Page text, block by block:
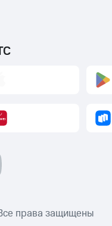
права защищены